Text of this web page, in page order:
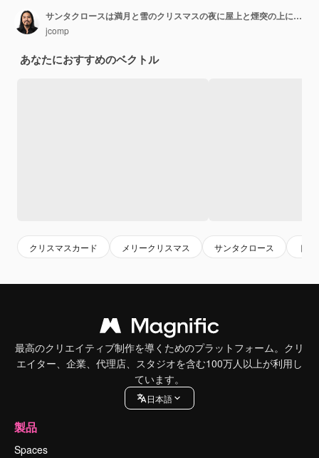
サンタクロースは満月と雪のクリスマスの夜に屋上と煙突の上にそり
jcomp
あなたにおすすめのベクトル
クリスマスカード メリークリスマス サンタクロース トナ
最高のクリエイティブ制作を導くためのプラットフォーム。クリ
エイター、企業、代理店、スタジオを含む100万人以上が利用し
ています。
日本語
製品
Spaces